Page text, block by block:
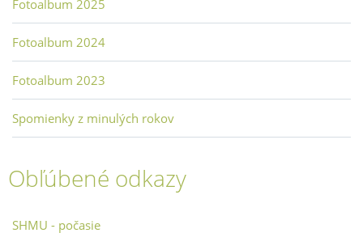
Fotoalbum 2025
Fotoalbum 2024
Fotoalbum 2023
Spomienky z minulých rokov
Obľúbené odkazy
SHMU - počasie